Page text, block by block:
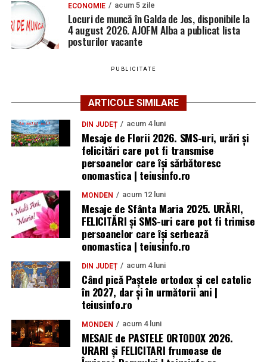
ECONOMIE acum 5 zile
Locuri de muncă în Galda de Jos, disponibile la
4 august 2026. AJOFM Alba a publicat lista
posturilor vacante
PUBLICITATE
ARTICOLE SIMILARE
DIN JUDEȚ acum 4 luni
Mesaje de Florii 2026. SMS-uri, urări și
felicitări care pot fi transmise
persoanelor care îşi sărbătoresc
onomastica | teiusinfo.ro
MONDEN acum 12 luni
Mesaje de Sfânta Maria 2025. URĂRI,
FELICITĂRI și SMS-uri care pot fi trimise
persoanelor care își serbează
onomastica | teiusinfo.ro
DIN JUDEȚ acum 4 luni
Când pică Paștele ortodox și cel catolic
în 2027, dar și în următorii ani |
teiusinfo.ro
MONDEN acum 4 luni
MESAJE de PASTELE ORTODOX 2026.
URARI și FELICITARI frumoase de